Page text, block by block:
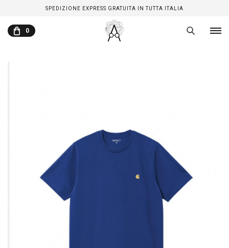
SPEDIZIONE EXPRESS GRATUITA IN TUTTA ITALIA
0